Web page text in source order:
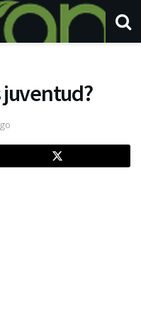
juventud?